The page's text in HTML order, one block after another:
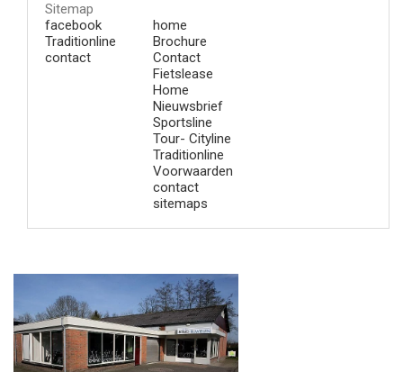
Sitemap
facebook
Traditionline
contact
home
Brochure
Contact
Fietslease
Home
Nieuwsbrief
Sportsline
Tour- Cityline
Traditionline
Voorwaarden
contact
sitemaps